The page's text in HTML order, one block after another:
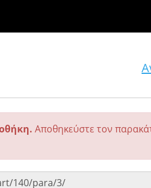
Αποθηκεύστε τον